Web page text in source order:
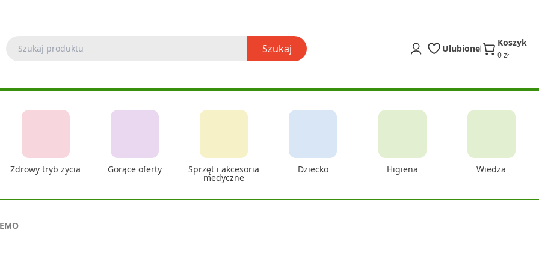
Szukaj Ulubione
Koszyk
0 zł
Zdrowy tryb życia Gorące oferty Sprzęt i akcesoria
medyczne
Dziecko Higiena Wiedza